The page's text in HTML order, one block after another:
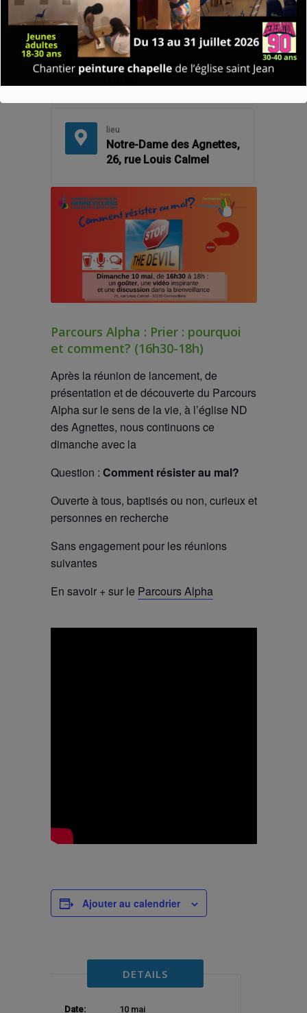
Fin
dimanche, mai 10, 2026 -
lieu
Notre-Dame des Agnettes,
26, rue Louis Calmel
Parcours Alpha : Prier : pourquoi
et comment? (16h30-18h)
Après la réunion de lancement, de
présentation et de découverte du Parcours
Alpha sur le sens de la vie, à l’église ND
des Agnettes, nous continuons ce
dimanche avec la
Question : Comment résister au mal?
Ouverte à tous, baptisés ou non, curieux et
personnes en recherche
Sans engagement pour les réunions
suivantes
En savoir + sur le Parcours Alpha
Ajouter au calendrier
DETAILS
Date: 10 mai